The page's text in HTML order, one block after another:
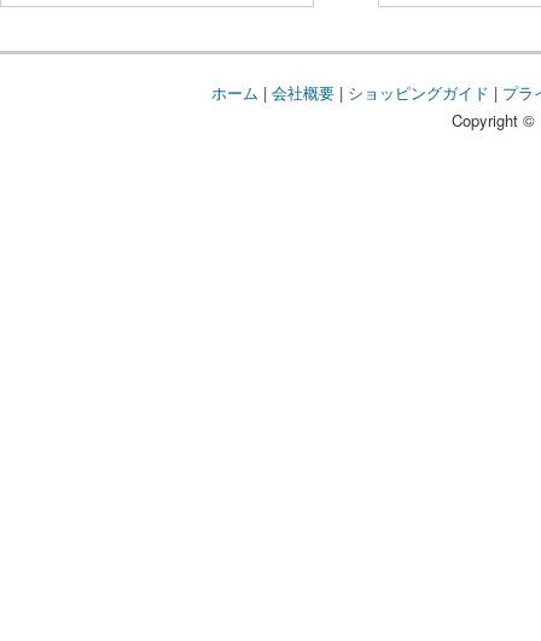
ホーム | 会社概要| ショッピングガイド | プラ
Copyright ©